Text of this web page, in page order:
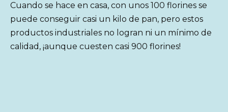
Cuando se hace en casa, con unos 100 florines se
puede conseguir casi un kilo de pan, pero estos
productos industriales no logran ni un mínimo de
calidad, ¡aunque cuesten casi 900 florines!